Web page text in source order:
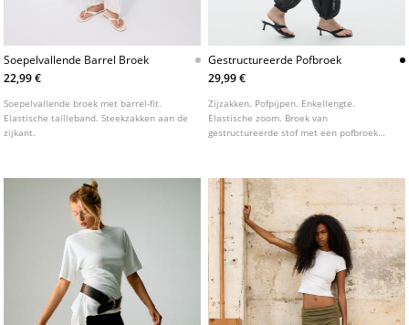
Soepelvallende Barrel Broek
22,99 €
Soepelvallende broek met barrel-fit.
Elastische tailleband. Steekzakken aan de
zijkant.
Gestructureerde Pofbroek
29,99 €
Zijzakken. Pofpijpen. Enkellengte.
Elastische zoom. Broek van
gestructureerde stof met een pofbroek